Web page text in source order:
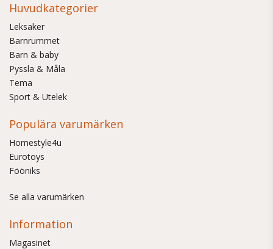
Huvudkategorier
Leksaker
Barnrummet
Barn & baby
Pyssla & Måla
Tema
Sport & Utelek
Populära varumärken
Homestyle4u
Eurotoys
Fööniks
Se alla varumärken
Information
Magasinet